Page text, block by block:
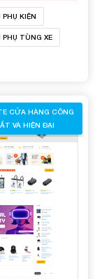
PHỤ KIỆN
PHỤ TÙNG XE
CỬA HÀNG CÔNG
VÀ HIỆN ĐẠI